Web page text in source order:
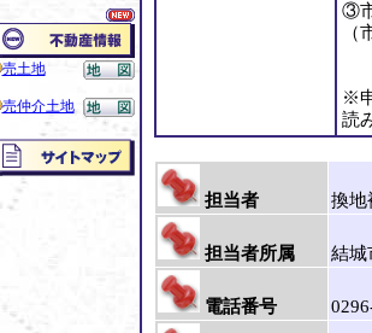
売土地
売仲介土地
③
（
※
読
担当者 換地
担当者所属 結城
電話番号